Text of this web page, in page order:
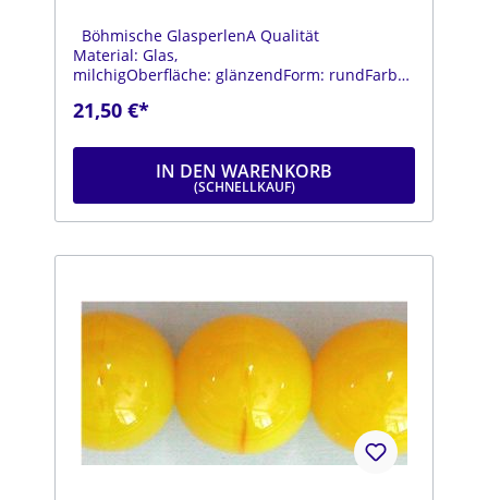
Böhmische GlasperlenA Qualität
Material: Glas,
milchigOberfläche: glänzendForm: rundFarbe:
ca. 25 cm
21,50 €*
IN DEN WARENKORB